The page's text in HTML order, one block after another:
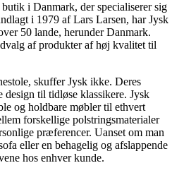
i Danmark, der specialiserer sig
i 1979 af Lars Larsen, har Jysk
50 lande, herunder Danmark.
af produkter af høj kvalitet til
skuffer Jysk ikke. Deres
til tidløse klassikere. Jysk
og holdbare møbler til ethvert
forskellige polstringsmaterialer
præferencer. Uanset om man
eller en behagelig og afslappende
hos enhver kunde.